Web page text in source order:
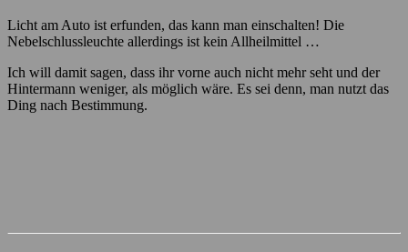
Licht am Auto ist erfunden, das kann man einschalten! Die
Nebelschlussleuchte allerdings ist kein Allheilmittel …
Ich will damit sagen, dass ihr vorne auch nicht mehr seht und der
Hintermann weniger, als möglich wäre. Es sei denn, man nutzt das
Ding nach Bestimmung.